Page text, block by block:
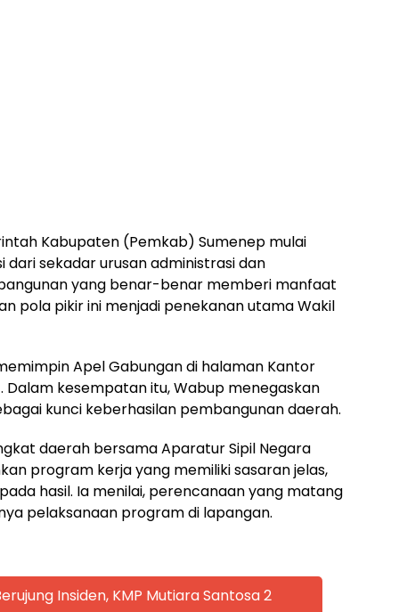
Kabupaten (Pemkab) Sumenep mulai
sekadar urusan administrasi dan
yang benar-benar memberi manfaat
pola pikir ini menjadi penekanan utama Wakil
Apel Gabungan di halaman Kantor
Dalam kesempatan itu, Wabup menegaskan
kunci keberhasilan pembangunan daerah.
daerah bersama Aparatur Sipil Negara
program kerja yang memiliki sasaran jelas,
hasil. Ia menilai, perencanaan yang matang
pelaksanaan program di lapangan.
Insiden, KMP Mutiara Santosa 2